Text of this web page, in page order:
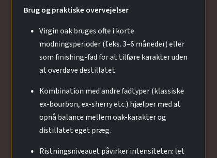
Brug og praktiske overvejelser
Virgin oak bruges ofte i korte
modningsperioder (f.eks. 3–6 måneder) eller
som finishing-fad for at tilføre karakter uden
at overdøve destillatet.
Kombination med andre fadtyper (klassiske
ex-bourbon, ex-sherry etc.) hjælper med at
opnå balance mellem oak-karakter og
distillatet eget præg.
Ristningsniveauet påvirker intensiteten: let